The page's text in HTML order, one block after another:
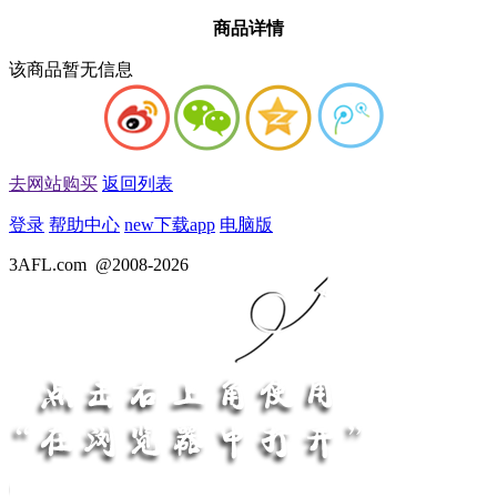
商品详情
该商品暂无信息
去网站购买 返回列表
登录 帮助中心 new下载app 电脑版
3AFL.com @2008-2026